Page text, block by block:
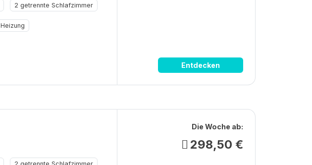
2 getrennte Schlafzimmer
Heizung
Entdecken
Die Woche ab:
298,50 €